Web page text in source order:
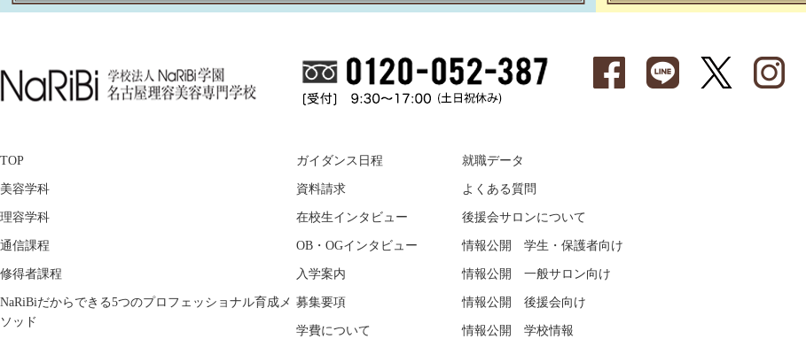
TOP
美容学科
理容学科
通信課程
修得者課程
NaRiBiだからできる5つのプロフェッショナル育成メ
ソッド
ガイダンス日程
資料請求
在校生インタビュー
OB・OGインタビュー
入学案内
募集要項
学費について
就職データ
よくある質問
後援会サロンについて
情報公開 学生・保護者向け
情報公開 一般サロン向け
情報公開 後援会向け
情報公開 学校情報